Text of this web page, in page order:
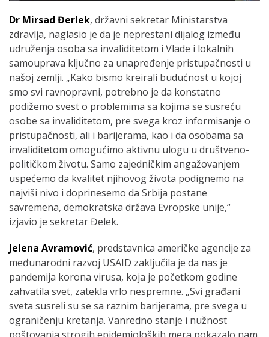
Dr Mirsad Đerlek, državni sekretar Ministarstva
zdravlja, naglasio je da je neprestani dijalog između
udruženja osoba sa invaliditetom i Vlade i lokalnih
samouprava ključno za unapređenje pristupačnosti u
našoj zemlji. „Kako bismo kreirali budućnost u kojoj
smo svi ravnopravni, potrebno je da konstatno
podižemo svest o problemima sa kojima se susreću
osobe sa invaliditetom, pre svega kroz informisanje o
pristupačnosti, ali i barijerama, kao i da osobama sa
invaliditetom omogućimo aktivnu ulogu u društveno-
političkom životu. Samo zajedničkim angažovanjem
uspećemo da kvalitet njihovog života podignemo na
najviši nivo i doprinesemo da Srbija postane
savremena, demokratska država Evropske unije,“
izjavio je sekretar Đelek.
Jelena Avramović, predstavnica američke agencije za
međunarodni razvoj USAID zaključila je da nas je
pandemija korona virusa, koja je početkom godine
zahvatila svet, zatekla vrlo nespremne. „Svi građani
sveta susreli su se sa raznim barijerama, pre svega u
ograničenju kretanja. Vanredno stanje i nužnost
poštovanja strogih epidemioloških mera pokazalo nam